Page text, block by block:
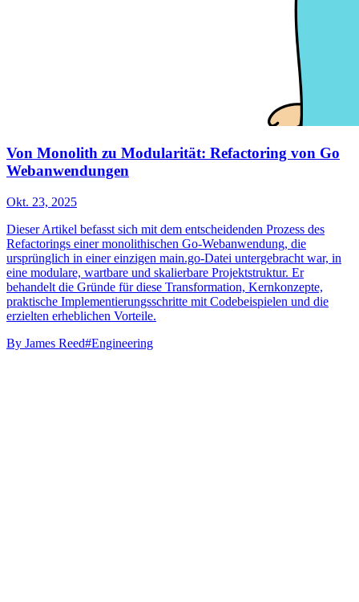
Von Monolith zu Modularität: Refactoring von Go
Webanwendungen
Okt. 23, 2025
Dieser Artikel befasst sich mit dem entscheidenden Prozess des
Refactorings einer monolithischen Go-Webanwendung, die
ursprünglich in einer einzigen main.go-Datei untergebracht war, in
eine modulare, wartbare und skalierbare Projektstruktur. Er
behandelt die Gründe für diese Transformation, Kernkonzepte,
praktische Implementierungsschritte mit Codebeispielen und die
erzielten erheblichen Vorteile.
By James Reed#Engineering